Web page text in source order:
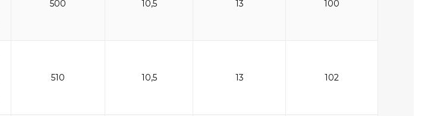
500 10,5 13 100
510 10,5 13 102